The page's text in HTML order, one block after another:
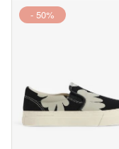
- 50%